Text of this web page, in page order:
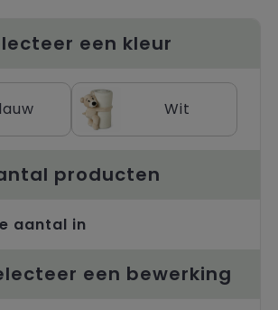
sport
een kleur
Wit
producten
aantal in
een bewerking